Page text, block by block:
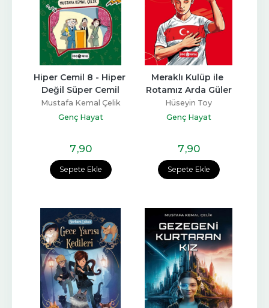
Sepete Ekle
Hiper Cemil 8 - Hiper
Değil Süper Cemil
Mustafa Kemal Çelik
Genç Hayat
7,90
Sepete Ekle
Meraklı Kulüp ile
Rotamız Arda Güler
Hüseyin Toy
Genç Hayat
7,90